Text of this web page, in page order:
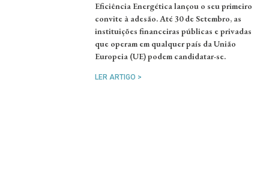
Eficiência Energética lançou o seu primeiro
convite à adesão. Até 30 de Setembro, as
instituições financeiras públicas e privadas
que operam em qualquer país da União
Europeia (UE) podem candidatar-se.
LER ARTIGO >